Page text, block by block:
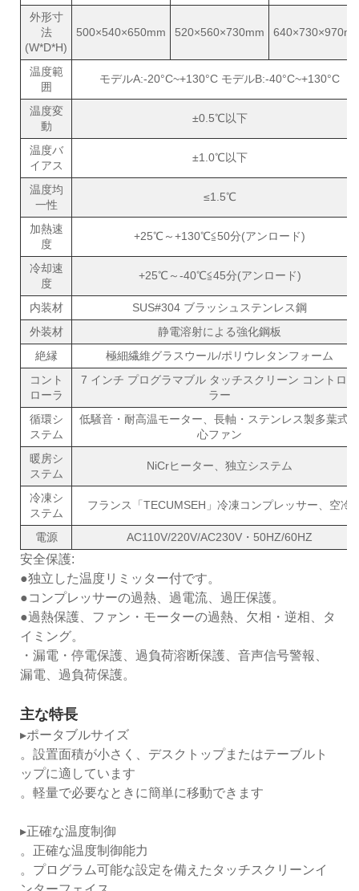
外形寸
法
(W*D*H)
500×540×650mm 520×560×730mm
温度範
囲
モデルA:-20°C~+130°C モデルB:-40°C~+130°C
温度変
動
±0.5℃以下
温度バ
イアス
±1.0℃以下
温度均
一性
≤1.5℃
加熱速
度
+25℃～+130℃≦50分(アンロード)
冷却速
度
+25℃～-40℃≦45分(アンロード)
内装材
SUS#304 ブラッシュステンレス鋼
外装材
静電溶射による強化鋼板
絶縁
極細繊維グラスウール/ポリウレタンフォーム
コント
ローラ
7 インチ プログラマブル タッチスクリーン コントロー
ラー
循環シ
ステム
低騒音・耐高温モーター、長軸・ステンレス製多葉式遠
心ファン
暖房シ
ステム
NiCrヒーター、独立システム
冷凍シ
ステム
フランス「TECUMSEH」冷凍コンプレッサー、空冷
電源 AC110V/220V/AC230V・50HZ/60HZ
安全保護:
●独立した温度リミッター付です。
●コンプレッサーの過熱、過電流、過圧保護。
●過熱保護、ファン・モーターの過熱、欠相・逆相、タ
イミング。
・漏電・停電保護、過負荷溶断保護、音声信号警報、
漏電、過負荷保護。
主な特長
▸ポータブルサイズ
。設置面積が小さく、デスクトップまたはテーブルト
ップに適しています
。軽量で必要なときに簡単に移動できます
▸正確な温度制御
。正確な温度制御能力
。プログラム可能な設定を備えたタッチスクリーンイ